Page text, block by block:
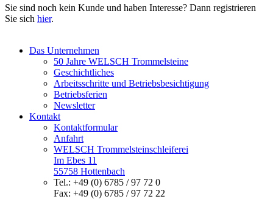
Sie sind noch kein Kunde und haben Interesse? Dann registrieren
Sie sich hier.
Das Unternehmen
50 Jahre WELSCH Trommelsteine
Geschichtliches
Arbeitsschritte und Betriebsbesichtigung
Betriebsferien
Newsletter
Kontakt
Kontaktformular
Anfahrt
WELSCH Trommelsteinschleiferei
Im Ebes 11
55758 Hottenbach
Tel.: +49 (0) 6785 / 97 72 0
Fax: +49 (0) 6785 / 97 72 22